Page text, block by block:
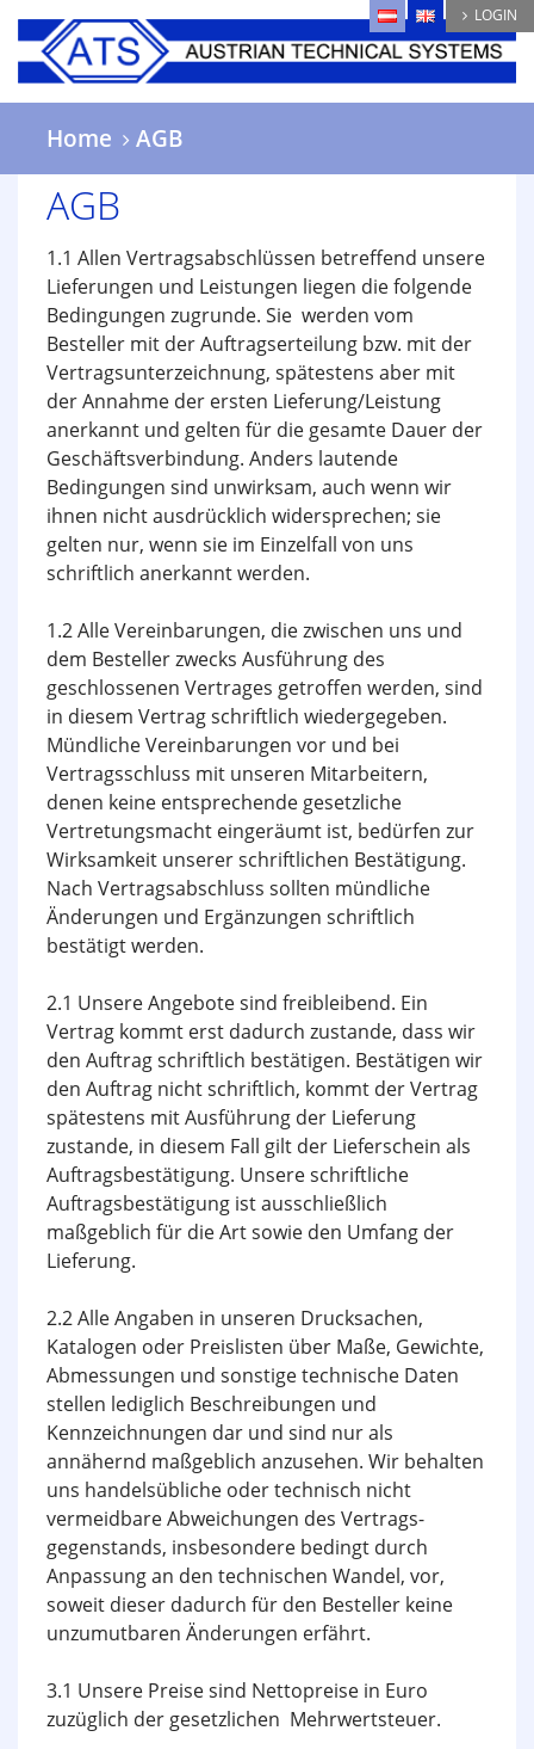
Skip
main
content
LOGIN
Home AGB
AGB
1.1 Allen Vertragsabschlüssen betreffend unsere
Lieferungen und Leistungen liegen die folgende
Bedingungen zugrunde. Sie werden vom
Besteller mit der Auftragserteilung bzw. mit der
Vertragsunterzeichnung, spätestens aber mit
der Annahme der ersten Lieferung/Leistung
anerkannt und gelten für die gesamte Dauer der
Geschäftsverbindung. Anders lautende
Bedingungen sind unwirksam, auch wenn wir
ihnen nicht ausdrücklich widersprechen; sie
gelten nur, wenn sie im Einzelfall von uns
schriftlich anerkannt werden.
1.2 Alle Vereinbarungen, die zwischen uns und
dem Besteller zwecks Ausführung des
geschlossenen Vertrages getroffen werden, sind
in diesem Vertrag schriftlich wieder­gegeben.
Mündliche Vereinbarungen vor und bei
Vertragsschluss mit unseren Mitarbeitern,
denen keine entsprechende gesetzliche
Vertretungsmacht eingeräumt ist, bedürfen zur
Wirksamkeit unserer schriftlichen Bestätigung.
Nach Vertragsabschluss sollten mündliche
Änderungen und Ergänzungen schriftlich
bestätigt werden.
2.1 Unsere Angebote sind freibleibend. Ein
Vertrag kommt erst dadurch zustande, dass wir
den Auftrag schriftlich bestätigen. Bestätigen wir
den Auftrag nicht schriftlich, kommt der Vertrag
spätestens mit Ausführung der Lieferung
zustande, in diesem Fall gilt der Liefer­schein als
Auftragsbestätigung. Unsere schriftliche
Auftragsbestätigung ist ausschließlich
maßgeblich für die Art sowie den Umfang der
Lieferung.
2.2 Alle Angaben in unseren Drucksachen,
Katalogen oder Preislisten über Maße, Gewichte,
Abmessungen und sonstige technische Daten
stellen lediglich Beschreibungen und
Kennzeichnungen dar und sind nur als
annähernd maßgeblich anzusehen. Wir behalten
uns handelsübliche oder technisch nicht
vermeidbare Abweichungen des Ver­trags­
gegenstands, insbesondere bedingt durch
Anpassung an den technischen Wandel, vor,
soweit dieser dadurch für den Besteller keine
unzumutbaren Änderungen erfährt.
3.1 Unsere Preise sind Nettopreise in Euro
zuzüglich der gesetzlichen Mehrwertsteuer.